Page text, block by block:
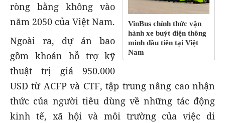
VinBus chính thức vận
hành xe buýt điện thông
minh đầu tiên tại Việt
Nam
ròng bằng không vào
năm 2050 của Việt Nam.
Ngoài ra, dự án bao
gồm khoản hỗ trợ kỹ
thuật trị giá 950.000
USD từ ACFP và CTF, tập trung nâng cao nhận
thức của người tiêu dùng về những tác động
kinh tế, xã hội và môi trường của việc di